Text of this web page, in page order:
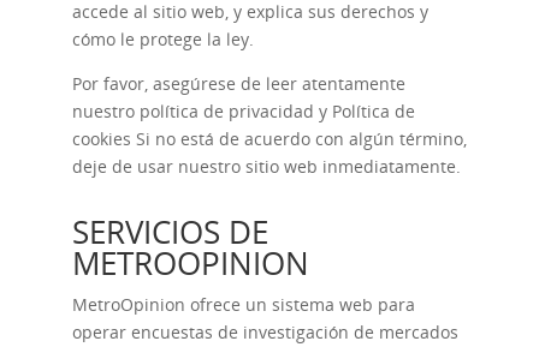
accede al sitio web, y explica sus derechos y
cómo le protege la ley.
Por favor, asegúrese de leer atentamente
nuestro política de privacidad y Política de
cookies Si no está de acuerdo con algún término,
deje de usar nuestro sitio web inmediatamente.
SERVICIOS DE
METROOPINION
MetroOpinion ofrece un sistema web para
operar encuestas de investigación de mercados